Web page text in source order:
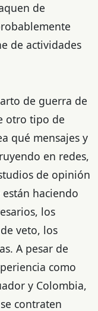
de
de actividades
de guerra de
otro tipo de
qué mensajes y
en redes,
de opinión
haciendo
los
veto, los
A pesar de
como
y Colombia,
contraten